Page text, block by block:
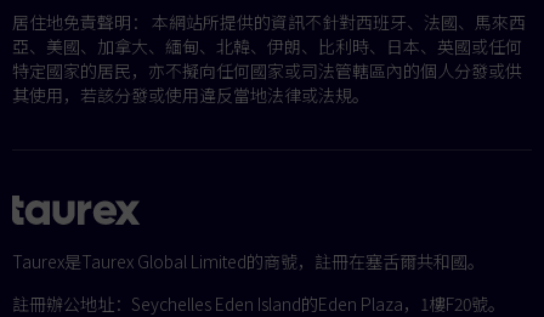
居住地免責聲明： 本網站所提供的資訊不針對西班牙、法國、馬來西
亞、美國、加拿大、緬甸、北韓、伊朗、比利時、日本、英國或任何
特定國家的居民，亦不擬向任何國家或司法管轄區內的個人分發或供
其使用，若該分發或使用違反當地法律或法規。
Taurex是Taurex Global Limited的商號，註冊在塞舌爾共和國。
註冊辦公地址：Seychelles Eden Island的Eden Plaza，1樓F20號。